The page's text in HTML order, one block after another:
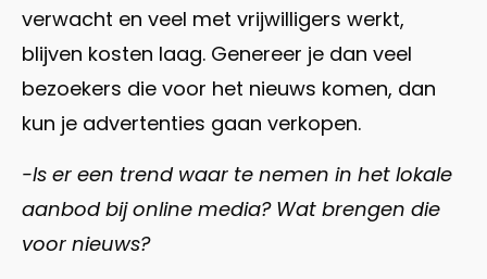
verwacht en veel met vrijwilligers werkt,
blijven kosten laag. Genereer je dan veel
bezoekers die voor het nieuws komen, dan
kun je advertenties gaan verkopen.
-Is er een trend waar te nemen in het lokale
aanbod bij online media? Wat brengen die
voor nieuws?